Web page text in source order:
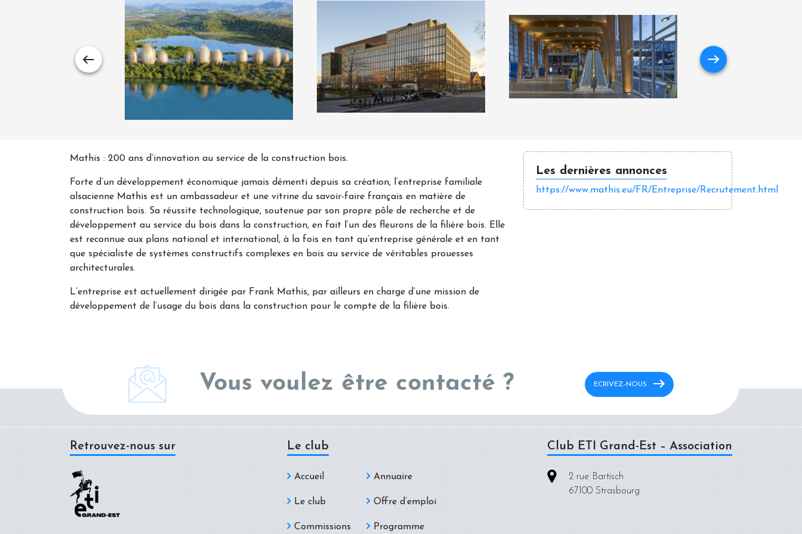
Mathis : 200 ans d’innovation au service de la construction bois.
Forte d’un développement économique jamais démenti depuis sa création, l’entreprise familiale
alsacienne Mathis est un ambassadeur et une vitrine du savoir-faire français en matière de
construction bois. Sa réussite technologique, soutenue par son propre pôle de recherche et de
développement au service du bois dans la construction, en fait l’un des fleurons de la filière bois. Elle
est reconnue aux plans national et international, à la fois en tant qu’entreprise générale et en tant
que spécialiste de systèmes constructifs complexes en bois au service de véritables prouesses
architecturales.
L’entreprise est actuellement dirigée par Frank Mathis, par ailleurs en charge d’une mission de
développement de l’usage du bois dans la construction pour le compte de la filière bois.
Les dernières annonces
https://www.mathis.eu/FR/Entreprise/Recrutement.html
Vous voulez être contacté ? ECRIVEZ-NOUS
Retrouvez-nous sur Le club
Accueil
Le club
Commissions
Annuaire
Offre d’emploi
Programme
Club ETI Grand-Est – Association
2 rue Bartisch
67100 Strasbourg